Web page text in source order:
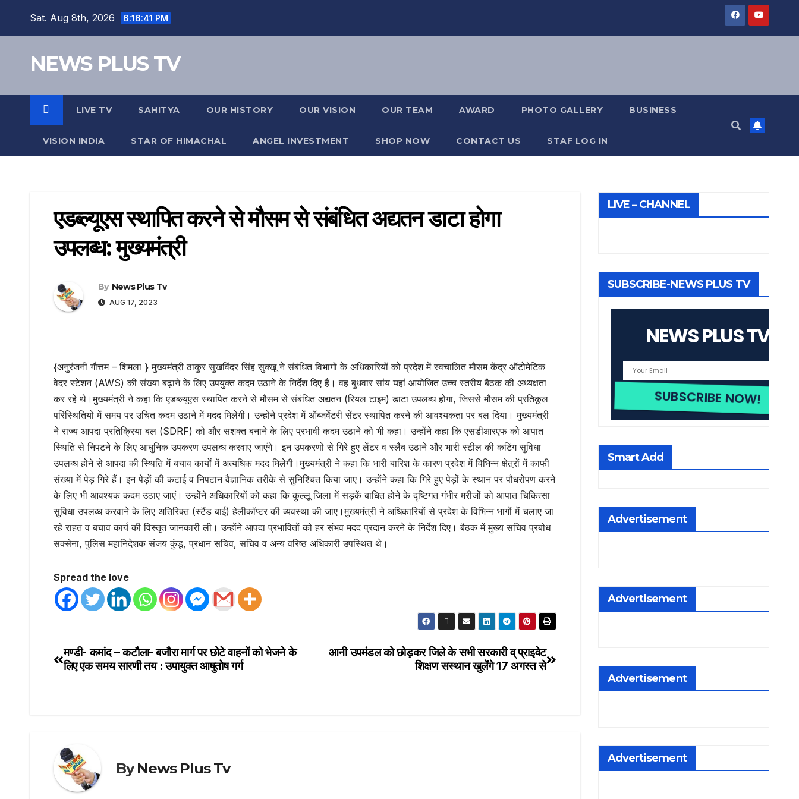
Sat. Aug 8th, 2026 6:16:41 PM
NEWS PLUS TV
LIVE TV SAHITYA OUR HISTORY OUR VISION OUR TEAM AWARD PHOTO GALLERY BUSINESS
VISION INDIA STAR OF HIMACHAL ANGEL INVESTMENT SHOP NOW CONTACT US STAF LOG IN
एडब्ल्यूएस स्थापित करने से मौसम से संबंधित अद्यतन डाटा होगा
उपलब्ध: मुख्यमंत्री
By News Plus Tv
AUG 17, 2023
{अनुरंजनी गौत्तम – शिमला } मुख्यमंत्री ठाकुर सुखविंदर सिंह सुक्खू ने संबंधित विभागों के अधिकारियों को प्रदेश में स्वचालित मौसम केंद्र ऑटोमेटिक
वेदर स्टेशन (AWS) की संख्या बढ़ाने के लिए उपयुक्त कदम उठाने के निर्देश दिए हैं। वह बुधवार सांय यहां आयोजित उच्च स्तरीय बैठक की अध्यक्षता
कर रहे थे।मुख्यमंत्री ने कहा कि एडब्ल्यूएस स्थापित करने से मौसम से संबंधित अद्यतन (रियल टाइम) डाटा उपलब्ध होगा, जिससे मौसम की प्रतिकूल
परिस्थितियों में समय पर उचित कदम उठाने में मदद मिलेगी। उन्होंने प्रदेश में ऑब्जर्वेटरी सेंटर स्थापित करने की आवश्यकता पर बल दिया। मुख्यमंत्री
ने राज्य आपदा प्रतिक्रिया बल (SDRF) को और सशक्त बनाने के लिए प्रभावी कदम उठाने को भी कहा। उन्होंने कहा कि एसडीआरएफ को आपात
स्थिति से निपटने के लिए आधुनिक उपकरण उपलब्ध करवाए जाएंगे। इन उपकरणों से गिरे हुए लेंटर व स्लैब उठाने और भारी स्टील की कटिंग सुविधा
उपलब्ध होने से आपदा की स्थिति में बचाव कार्यों में अत्यधिक मदद मिलेगी।मुख्यमंत्री ने कहा कि भारी बारिश के कारण प्रदेश में विभिन्न क्षेत्रों में काफी
संख्या में पेड़ गिरे हैं। इन पेड़ों की कटाई व निपटान वैज्ञानिक तरीके से सुनिश्चित किया जाए। उन्होंने कहा कि गिरे हुए पेड़ों के स्थान पर पौधरोपण करने
के लिए भी आवश्यक कदम उठाए जाएं। उन्होंने अधिकारियों को कहा कि कुल्लू जिला में सड़कें बाधित होने के दृष्टिगत गंभीर मरीजों को आपात चिकित्सा
सुविधा उपलब्ध करवाने के लिए अतिरिक्त (स्टैंड बाई) हेलीकॉप्टर की व्यवस्था की जाए।मुख्यमंत्री ने अधिकारियों से प्रदेश के विभिन्न भागों में चलाए जा
रहे राहत व बचाव कार्य की विस्तृत जानकारी ली। उन्होंने आपदा प्रभावितों को हर संभव मदद प्रदान करने के निर्देश दिए। बैठक में मुख्य सचिव प्रबोध
सक्सेना, पुलिस महानिदेशक संजय कुंडू, प्रधान सचिव, सचिव व अन्य वरिष्ठ अधिकारी उपस्थित थे।
Spread the love
आनी उपमंडल को छोड़कर जिले के सभी सरकारी व् प्राइवेट
शिक्षण सस्थान खुलेंगे 17 अगस्त से
मण्डी- कमांद – कटौला- बजौरा मार्ग पर छोटे वाहनों को भेजने के
लिए एक समय सारणी तय : उपायुक्त आषुतोष गर्ग
ByNews Plus Tv
LIVE – CHANNEL
SUBSCRIBE-NEWS PLUS TV
NEWS PLUS TV
Smart Add
Advertisement
Advertisement
Advertisement
Advertisement